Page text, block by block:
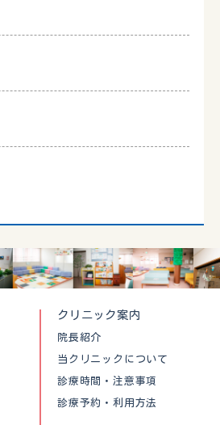
クリニック案内
院長紹介
当クリニックについて
診療時間・注意事項
診療予約・利用方法